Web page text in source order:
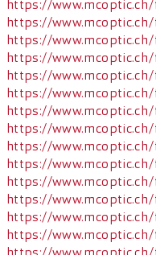
https://
https://
https://
https://
https://
https://
https://
https://
https://
https://
https://
https://
https://
https://